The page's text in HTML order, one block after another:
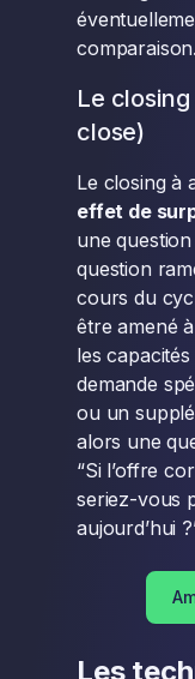
comparaison.
Le
close)
Le closing à
effet de
une
question
cours du
être amené
les
demande
ou un
alors une
“Si l’offre
seriez-vous
aujourd’hui
Les